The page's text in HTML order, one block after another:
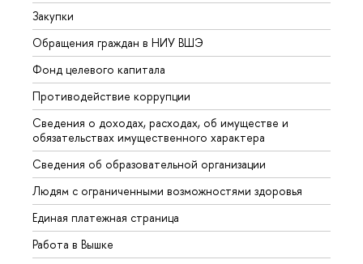
Закупки
Обращения граждан в НИУ ВШЭ
Фонд целевого капитала
Противодействие коррупции
Сведения о доходах, расходах, об имуществе и
обязательствах имущественного характера
Сведения об образовательной организации
Людям с ограниченными возможностями здоровья
Единая платежная страница
Работа в Вышке